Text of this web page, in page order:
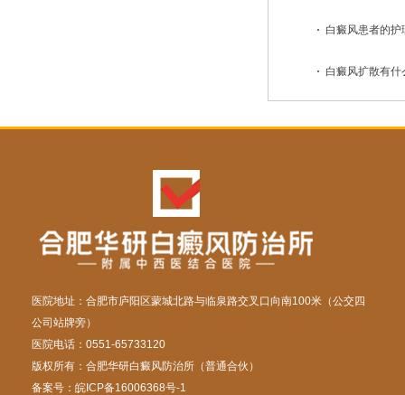
白癜风患者的护
白癜风扩散有什
医院地址：合肥市庐阳区蒙城北路与临泉路交叉口向南100米（公交四
公司站牌旁）
医院电话：0551-65733120
版权所有：合肥华研白癜风防治所（普通合伙）
备案号： 皖ICP备16006368号-1